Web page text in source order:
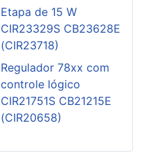
Etapa de 15 W
CIR23329S CB23628E
(CIR23718)
Regulador 78xx com
controle lógico
CIR21751S CB21215E
(CIR20658)